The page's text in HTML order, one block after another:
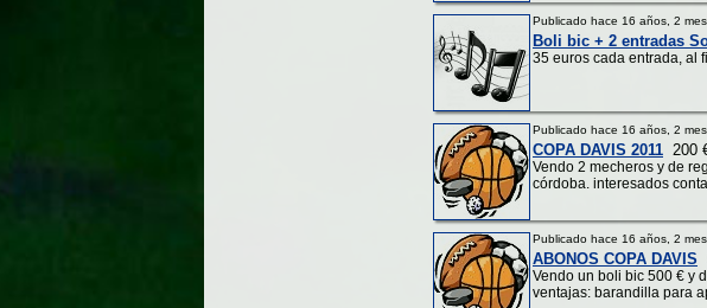
Publicado hace 16 años, 2
Boli bic + 2 entradas
35 euros cada entrada, al
Publicado hace 16 años, 2
COPA DAVIS 2011 200
Vendo 2 mecheros y de
córdoba. interesados
Publicado hace 16 años, 2
ABONOS COPA DAVIS
Vendo un boli bic 500 € y
ventajas: barandilla para